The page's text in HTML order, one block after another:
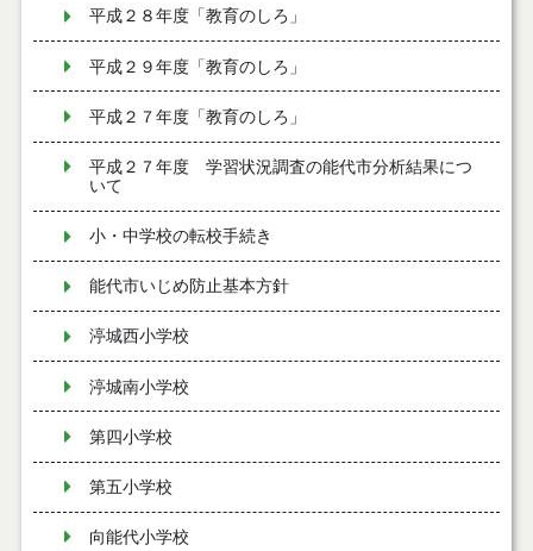
平成２８年度「教育のしろ」
平成２９年度「教育のしろ」
平成２７年度「教育のしろ」
平成２７年度 学習状況調査の能代市分析結果につ
いて
小・中学校の転校手続き
能代市いじめ防止基本方針
渟城西小学校
渟城南小学校
第四小学校
第五小学校
向能代小学校